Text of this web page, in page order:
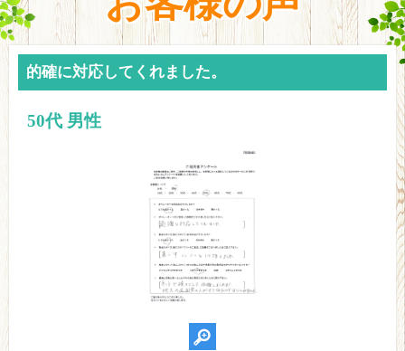
的確に対応してくれました。
50代 男性